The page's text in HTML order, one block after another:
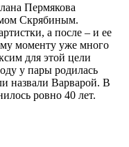
Пермякова
Скрябиным.
а после – и ее
моменту уже много
для этой цели
у пары родилась
назвали Варварой. В
ровно 40 лет.